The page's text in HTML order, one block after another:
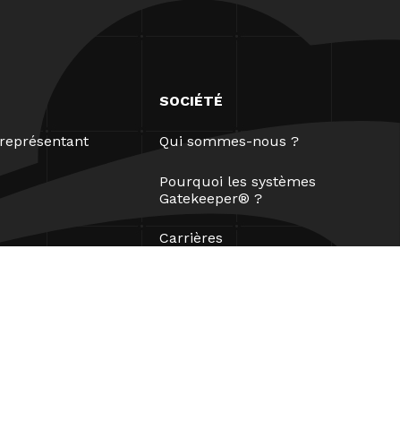
SOCIÉTÉ
Qui sommes-nous ?
Pourquoi les systèmes
Gatekeeper® ?
Carrières